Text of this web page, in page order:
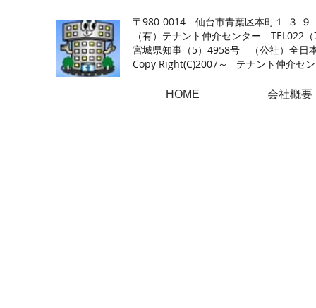
〒980-0014 仙台市青葉区本町１-３-９
（有）テナント仲介センター TEL022
宮城県知事（5）4958号 （公社）全日
Copy Right(C)2007～ テナント仲介セ
HOME 会社概要